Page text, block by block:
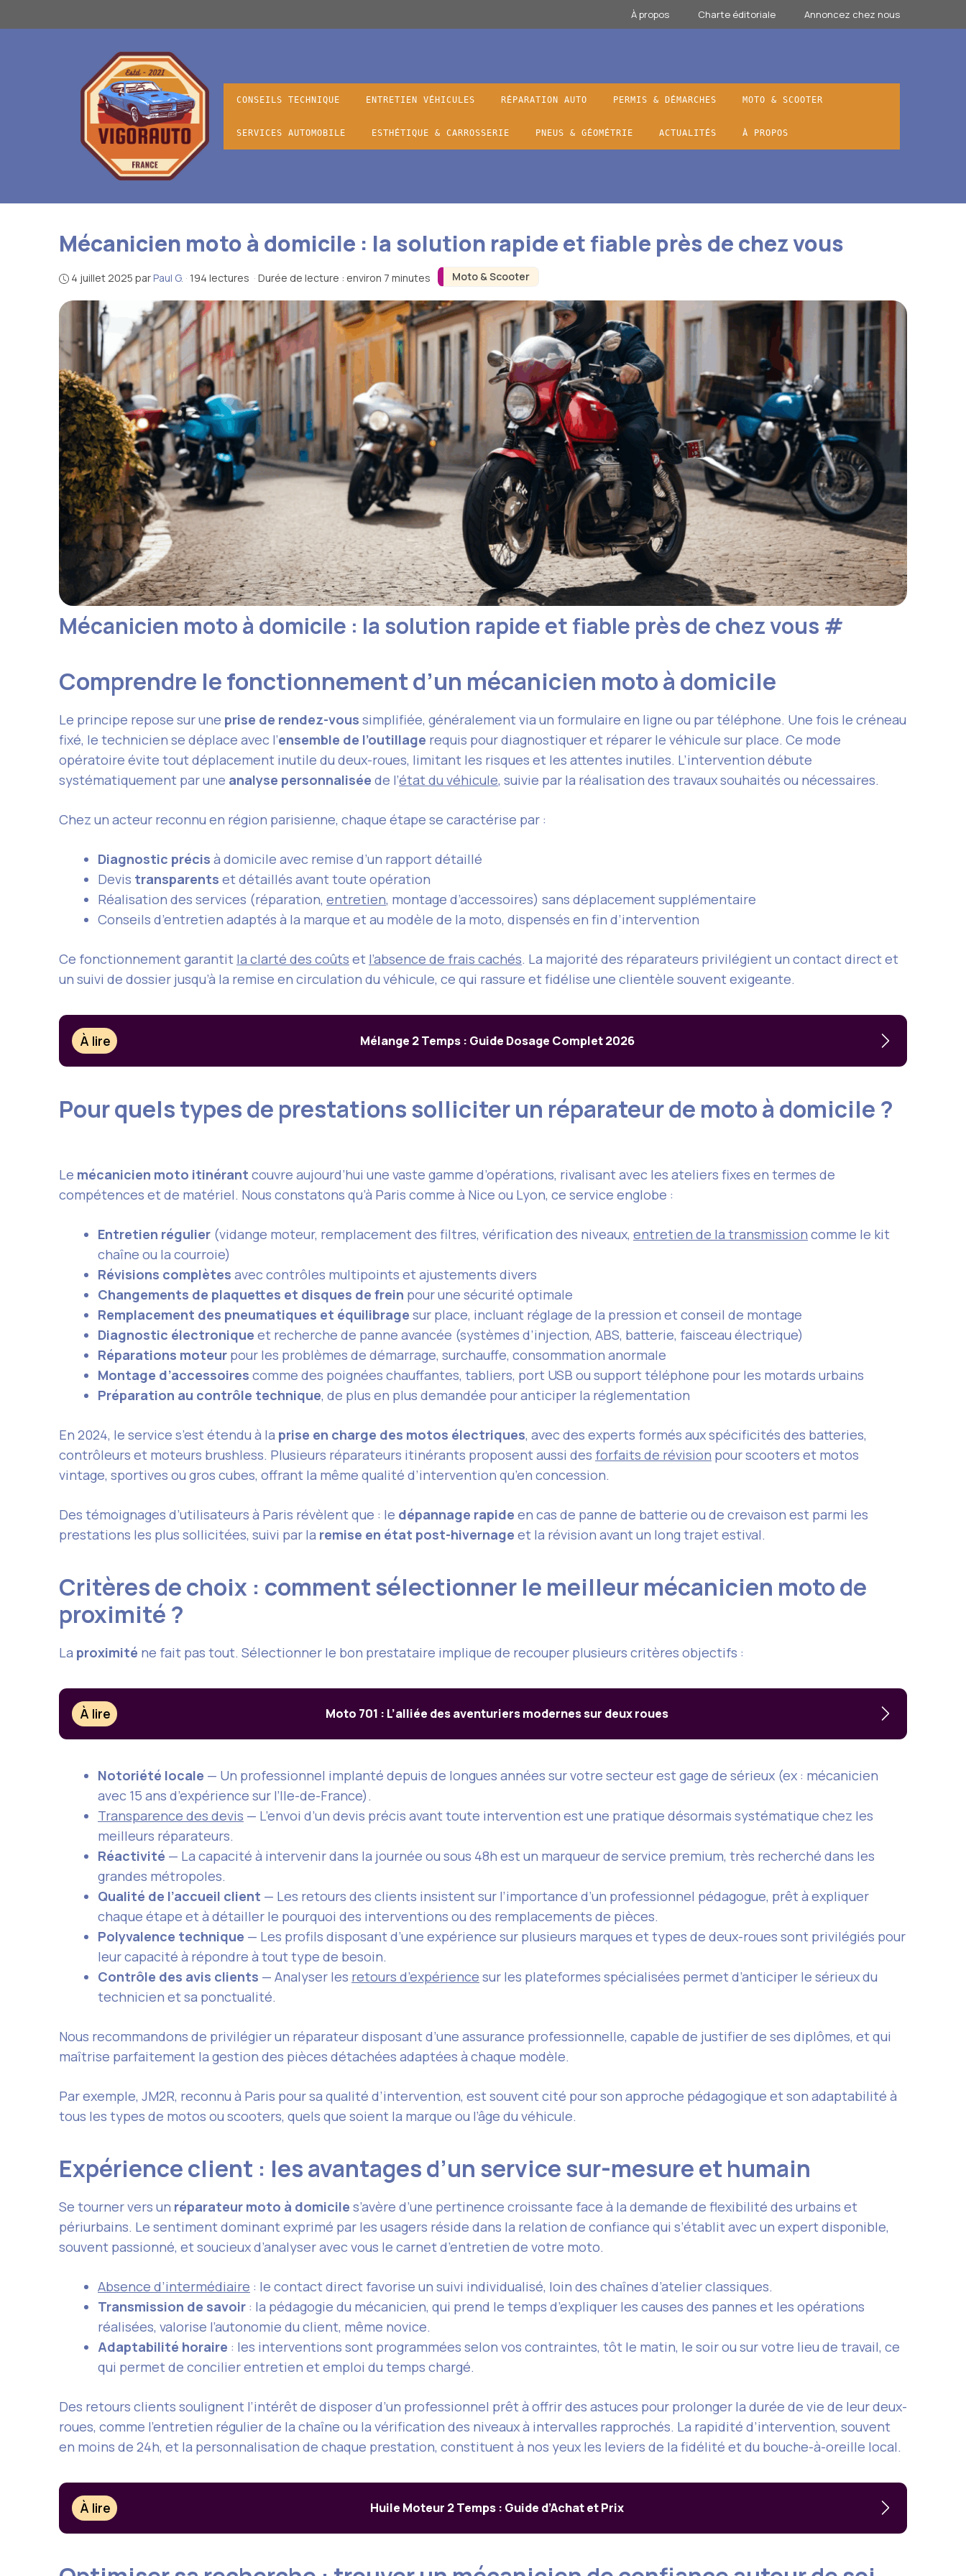
au
À propos Charte éditoriale Annoncez chez nous
CONSEILS TECHNIQUE ENTRETIEN VÉHICULES RÉPARATION AUTO PERMIS & DÉMARCHES MOTO & SCOOTER
SERVICES AUTOMOBILE ESTHÉTIQUE & CARROSSERIE PNEUS & GÉOMÉTRIE ACTUALITÉS À PROPOS
Moto & Scooter
Mécanicien moto à domicile : la solution rapide et fiable près de chez vous
4 juillet 2025 par Paul G. · 194 lectures · Durée de lecture : environ 7 minutes
Mécanicien moto à domicile : la solution rapide et fiable près de chez vous #
Comprendre le fonctionnement d’un mécanicien moto à domicile
Le principe repose sur une prise de rendez-vous simplifiée, généralement via un formulaire en ligne ou par téléphone. Une fois le créneau
fixé, le technicien se déplace avec l’ensemble de l’outillage requis pour diagnostiquer et réparer le véhicule sur place. Ce mode
opératoire évite tout déplacement inutile du deux-roues, limitant les risques et les attentes inutiles. L’intervention débute
systématiquement par une analyse personnalisée de l’état du véhicule, suivie par la réalisation des travaux souhaités ou nécessaires.
Chez un acteur reconnu en région parisienne, chaque étape se caractérise par :
Diagnostic précis à domicile avec remise d’un rapport détaillé
Devis transparents et détaillés avant toute opération
Réalisation des services (réparation, entretien, montage d’accessoires) sans déplacement supplémentaire
Conseils d’entretien adaptés à la marque et au modèle de la moto, dispensés en fin d’intervention
Ce fonctionnement garantit la clarté des coûts et l’absence de frais cachés. La majorité des réparateurs privilégient un contact direct et
un suivi de dossier jusqu’à la remise en circulation du véhicule, ce qui rassure et fidélise une clientèle souvent exigeante.
À lire Mélange 2 Temps : Guide Dosage Complet 2026
Pour quels types de prestations solliciter un réparateur de moto à domicile ?
Le mécanicien moto itinérant couvre aujourd’hui une vaste gamme d’opérations, rivalisant avec les ateliers fixes en termes de
compétences et de matériel. Nous constatons qu’à Paris comme à Nice ou Lyon, ce service englobe :
Entretien régulier (vidange moteur, remplacement des filtres, vérification des niveaux, entretien de la transmission comme le kit
chaîne ou la courroie)
Révisions complètes avec contrôles multipoints et ajustements divers
Changements de plaquettes et disques de frein pour une sécurité optimale
Remplacement des pneumatiques et équilibrage sur place, incluant réglage de la pression et conseil de montage
Diagnostic électronique et recherche de panne avancée (systèmes d’injection, ABS, batterie, faisceau électrique)
Réparations moteur pour les problèmes de démarrage, surchauffe, consommation anormale
Montage d’accessoires comme des poignées chauffantes, tabliers, port USB ou support téléphone pour les motards urbains
Préparation au contrôle technique, de plus en plus demandée pour anticiper la réglementation
En 2024, le service s’est étendu à la prise en charge des motos électriques, avec des experts formés aux spécificités des batteries,
contrôleurs et moteurs brushless. Plusieurs réparateurs itinérants proposent aussi des forfaits de révision pour scooters et motos
vintage, sportives ou gros cubes, offrant la même qualité d’intervention qu’en concession.
Des témoignages d’utilisateurs à Paris révèlent que : le dépannage rapide en cas de panne de batterie ou de crevaison est parmi les
prestations les plus sollicitées, suivi par la remise en état post-hivernage et la révision avant un long trajet estival.
Critères de choix : comment sélectionner le meilleur mécanicien moto de
proximité ?
La proximité ne fait pas tout. Sélectionner le bon prestataire implique de recouper plusieurs critères objectifs :
À lire Moto 701 : L’alliée des aventuriers modernes sur deux roues
Notoriété locale — Un professionnel implanté depuis de longues années sur votre secteur est gage de sérieux (ex : mécanicien
avec 15 ans d’expérience sur l’Ile-de-France).
Transparence des devis — L’envoi d’un devis précis avant toute intervention est une pratique désormais systématique chez les
meilleurs réparateurs.
Réactivité — La capacité à intervenir dans la journée ou sous 48h est un marqueur de service premium, très recherché dans les
grandes métropoles.
Qualité de l’accueil client — Les retours des clients insistent sur l’importance d’un professionnel pédagogue, prêt à expliquer
chaque étape et à détailler le pourquoi des interventions ou des remplacements de pièces.
Polyvalence technique — Les profils disposant d’une expérience sur plusieurs marques et types de deux-roues sont privilégiés pour
leur capacité à répondre à tout type de besoin.
Contrôle des avis clients — Analyser les retours d’expérience sur les plateformes spécialisées permet d’anticiper le sérieux du
technicien et sa ponctualité.
Nous recommandons de privilégier un réparateur disposant d’une assurance professionnelle, capable de justifier de ses diplômes, et qui
maîtrise parfaitement la gestion des pièces détachées adaptées à chaque modèle.
Par exemple, JM2R, reconnu à Paris pour sa qualité d’intervention, est souvent cité pour son approche pédagogique et son adaptabilité à
tous les types de motos ou scooters, quels que soient la marque ou l’âge du véhicule.
Expérience client : les avantages d’un service sur-mesure et humain
Se tourner vers un réparateur moto à domicile s’avère d’une pertinence croissante face à la demande de flexibilité des urbains et
périurbains. Le sentiment dominant exprimé par les usagers réside dans la relation de confiance qui s’établit avec un expert disponible,
souvent passionné, et soucieux d’analyser avec vous le carnet d’entretien de votre moto.
Absence d’intermédiaire : le contact direct favorise un suivi individualisé, loin des chaînes d’atelier classiques.
Transmission de savoir : la pédagogie du mécanicien, qui prend le temps d’expliquer les causes des pannes et les opérations
réalisées, valorise l’autonomie du client, même novice.
Adaptabilité horaire : les interventions sont programmées selon vos contraintes, tôt le matin, le soir ou sur votre lieu de travail, ce
qui permet de concilier entretien et emploi du temps chargé.
Des retours clients soulignent l’intérêt de disposer d’un professionnel prêt à offrir des astuces pour prolonger la durée de vie de leur deux-
roues, comme l’entretien régulier de la chaîne ou la vérification des niveaux à intervalles rapprochés. La rapidité d’intervention, souvent
en moins de 24h, et la personnalisation de chaque prestation, constituent à nos yeux les leviers de la fidélité et du bouche-à-oreille local.
À lire Huile Moteur 2 Temps : Guide d’Achat et Prix